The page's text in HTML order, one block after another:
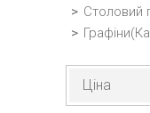
> Столовий
>
Ціна